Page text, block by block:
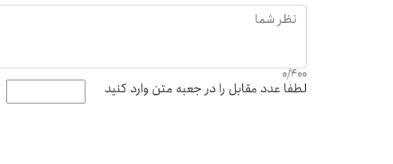
0/400
لطفا عدد مقابل را در جعبه متن وارد کنید